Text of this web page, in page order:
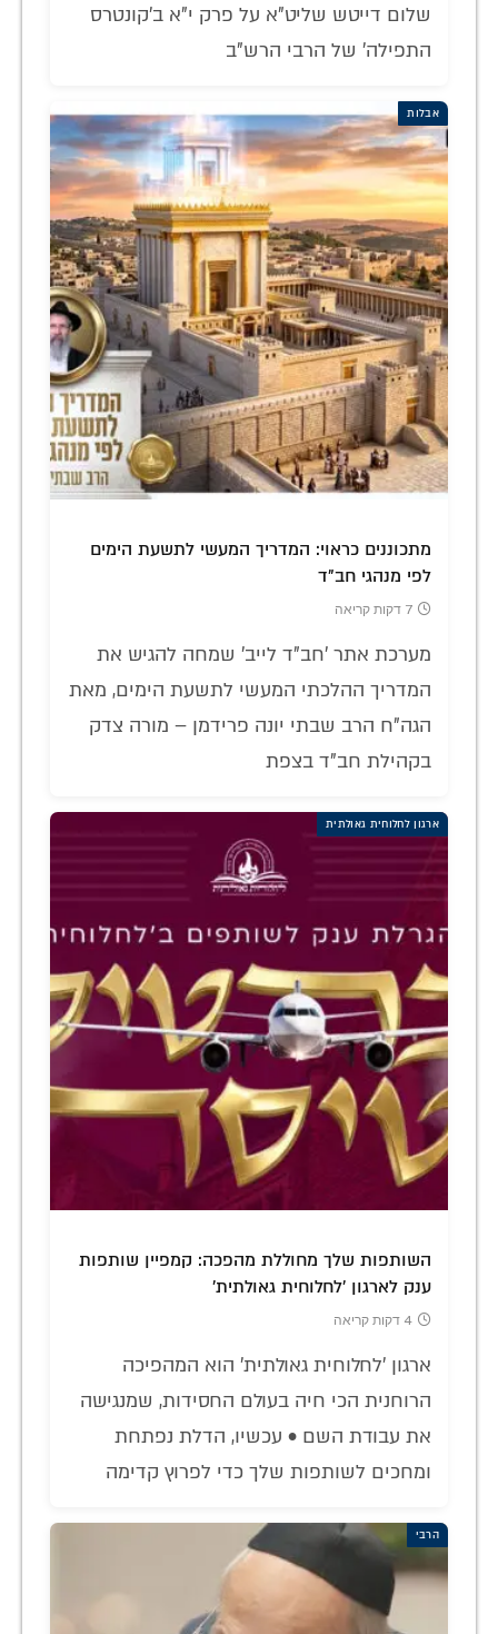
שלום דייטש שליט"א על פרק י"א ב'קונטרס
התפילה' של הרבי הרש"ב
אבלות
מתכוננים כראוי: המדריך המעשי לתשעת הימים
לפי מנהגי חב"ד
7 דקות קריאה
מערכת אתר 'חב"ד לייב' שמחה להגיש את
המדריך ההלכתי המעשי לתשעת הימים, מאת
הגה"ח הרב שבתי יונה פרידמן – מורה צדק
בקהילת חב"ד בצפת
ארגון לחלוחית גאולתית
השותפות שלך מחוללת מהפכה: קמפיין שותפות
ענק לארגון 'לחלוחית גאולתית'
4 דקות קריאה
ארגון 'לחלוחית גאולתית' הוא המהפיכה
הרוחנית הכי חיה בעולם החסידות, שמנגישה
את עבודת השם • עכשיו, הדלת נפתחת
ומחכים לשותפות שלך כדי לפרוץ קדימה
הרבי